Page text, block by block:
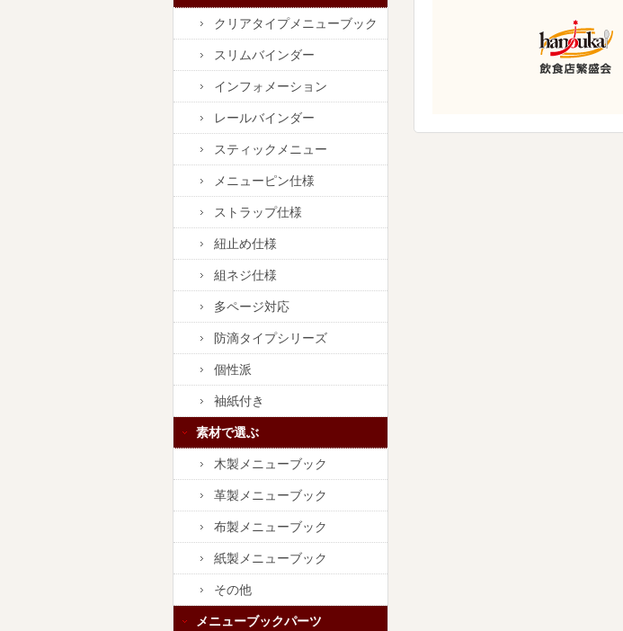
クリアタイプメニューブック
スリムバインダー
インフォメーション
レールバインダー
スティックメニュー
メニューピン仕様
ストラップ仕様
紐止め仕様
組ネジ仕様
多ページ対応
防滴タイプシリーズ
個性派
袖紙付き
素材で選ぶ
木製メニューブック
革製メニューブック
布製メニューブック
紙製メニューブック
その他
メニューブックパーツ